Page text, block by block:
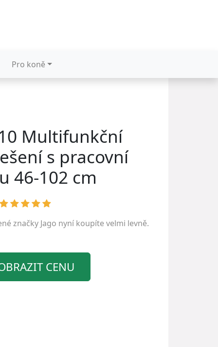
Pro koně
Multifunkční
s pracovní
46-102 cm
značky Jago nyní koupíte velmi levně.
CENU